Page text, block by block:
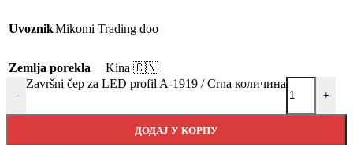
UvoznikMikomi Trading doo
Zemlja porekla Kina 🇨🇳
-
Završni čep za LED profil A-1919 / Crna количина
+
ДОДАЈ У КОРПУ